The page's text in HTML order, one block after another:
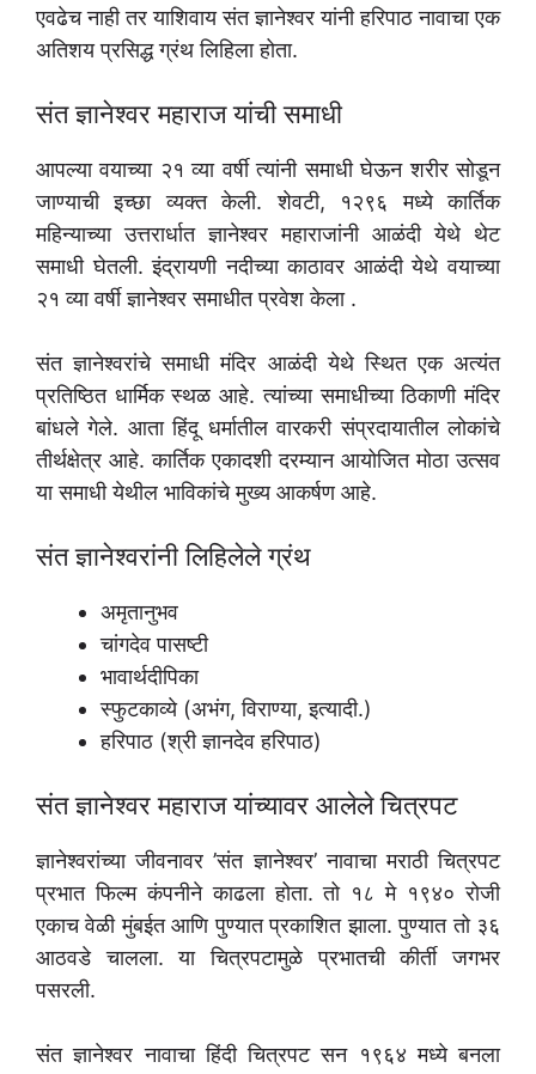
एवढेच नाही तर याशिवाय संत ज्ञानेश्वर यांनी हरिपाठ नावाचा एक
अतिशय प्रसिद्ध ग्रंथ लिहिला होता.
संत ज्ञानेश्वर महाराज यांची समाधी
आपल्या वयाच्या २१ व्या वर्षी त्यांनी समाधी घेऊन शरीर सोडून
जाण्याची इच्छा व्यक्त केली. शेवटी, १२९६ मध्ये कार्तिक
महिन्याच्या उत्तरार्धात ज्ञानेश्वर महाराजांनी आळंदी येथे थेट
समाधी घेतली. इंद्रायणी नदीच्या काठावर आळंदी येथे वयाच्या
२१ व्या वर्षी ज्ञानेश्वर समाधीत प्रवेश केला .
संत ज्ञानेश्वरांचे समाधी मंदिर आळंदी येथे स्थित एक अत्यंत
प्रतिष्ठित धार्मिक स्थळ आहे. त्यांच्या समाधीच्या ठिकाणी मंदिर
बांधले गेले. आता हिंदू धर्मातील वारकरी संप्रदायातील लोकांचे
तीर्थक्षेत्र आहे. कार्तिक एकादशी दरम्यान आयोजित मोठा उत्सव
या समाधी येथील भाविकांचे मुख्य आकर्षण आहे.
संत ज्ञानेश्वरांनी लिहिलेले ग्रंथ
अमृतानुभव
चांगदेव पासष्टी
भावार्थदीपिका
स्फुटकाव्ये (अभंग, विराण्या, इत्यादी.)
हरिपाठ (श्री ज्ञानदेव हरिपाठ)
संत ज्ञानेश्वर महाराज यांच्यावर आलेले चित्रपट
ज्ञानेश्वरांच्या जीवनावर ’संत ज्ञानेश्वर’ नावाचा मराठी चित्रपट
प्रभात फिल्म कंपनीने काढला होता. तो १८ मे १९४० रोजी
एकाच वेळी मुंबईत आणि पुण्यात प्रकाशित झाला. पुण्यात तो ३६
आठवडे चालला. या चित्रपटामुळे प्रभातची कीर्ती जगभर
पसरली.
संत ज्ञानेश्वर नावाचा हिंदी चित्रपट सन १९६४ मध्ये बनला